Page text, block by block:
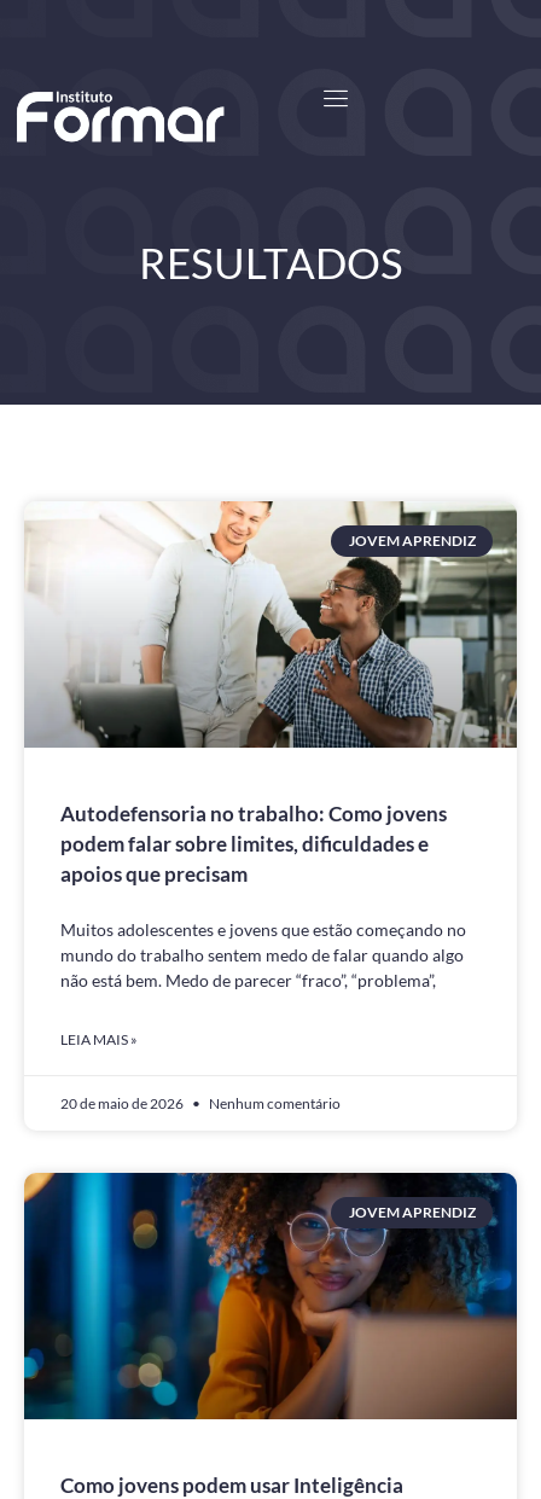
RESULTADOS
JOVEM APRENDIZ
Autodefensoria no trabalho: Como jovens
podem falar sobre limites, dificuldades e
apoios que precisam
Muitos adolescentes e jovens que estão começando no
mundo do trabalho sentem medo de falar quando algo
não está bem. Medo de parecer “fraco”, “problema”,
LEIA MAIS »
20 de maio de 2026 Nenhum comentário
JOVEM APRENDIZ
Como jovens podem usar Inteligência